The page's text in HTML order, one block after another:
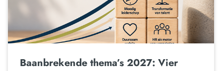
Baanbrekende thema’s 2027: Vier